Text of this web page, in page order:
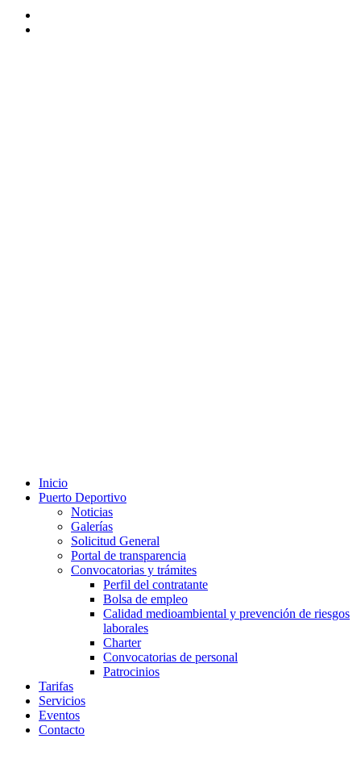
Inicio
Puerto Deportivo
Noticias
Galerías
Solicitud General
Portal de transparencia
Convocatorias y trámites
Perfil del contratante
Bolsa de empleo
Calidad medioambiental y prevención de riesgos
laborales
Charter
Convocatorias de personal
Patrocinios
Tarifas
Servicios
Eventos
Contacto